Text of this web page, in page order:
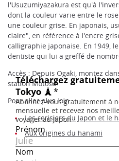
l'Usuzumiyazakura est qu'à
dont la couleur varie entre le
une couleur grise. En japonais,
claire", en référence à l'encre
calligraphie japonaise. En 1949,
dentiste qui lui a greffé de
Accès : Depuis Ogaki, montez
station Motosu.
Pour aller plus loin :
Les cerisiers du Japon et le
Aux origines du hanami